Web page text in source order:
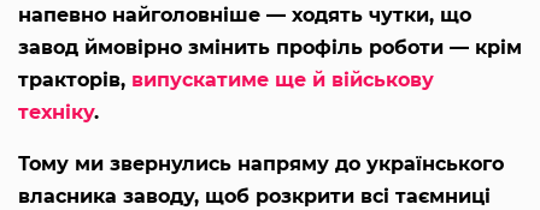
напевно найголовніше — ходять чутки, що
завод ймовірно змінить профіль роботи — крім
тракторів, випускатиме ще й військову
техніку.
Тому ми звернулись напряму до українського
власника заводу, щоб розкрити всі таємниці